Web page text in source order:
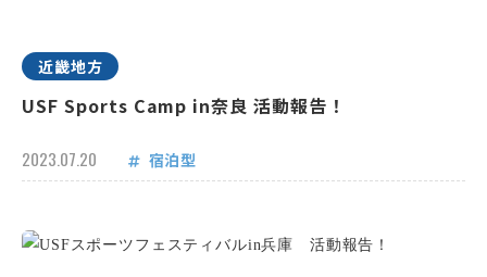
近畿地方
USF Sports Camp in奈良 活動報告！
2023.07.20 宿泊型